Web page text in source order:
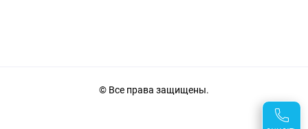
© Все права защищены.